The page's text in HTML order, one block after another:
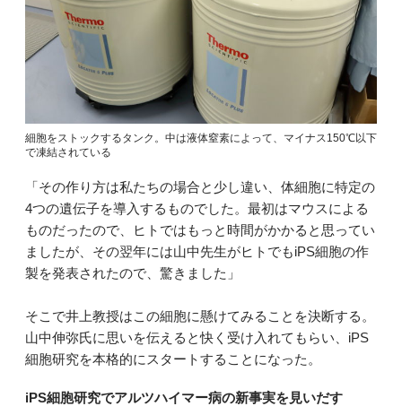
細胞をストックするタンク。中は液体窒素によって、マイナス150℃以下
で凍結されている
「その作り方は私たちの場合と少し違い、体細胞に特定の
4つの遺伝子を導入するものでした。最初はマウスによる
ものだったので、ヒトではもっと時間がかかると思ってい
ましたが、その翌年には山中先生がヒトでもiPS細胞の作
製を発表されたので、驚きました」
そこで井上教授はこの細胞に懸けてみることを決断する。
山中伸弥氏に思いを伝えると快く受け入れてもらい、iPS
細胞研究を本格的にスタートすることになった。
iPS細胞研究でアルツハイマー病の新事実を見いだす